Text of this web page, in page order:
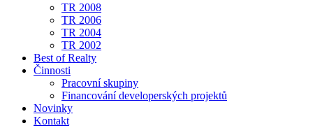
TR 2008
TR 2006
TR 2004
TR 2002
Best of Realty
Činnosti
Pracovní skupiny
Financování developerských projektů
Novinky
Kontakt